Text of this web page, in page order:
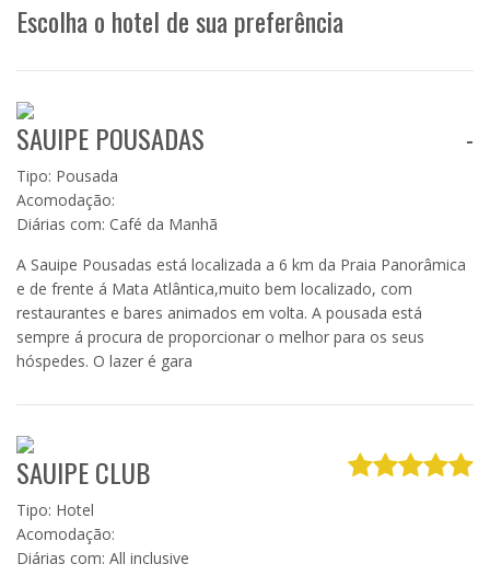
Escolha o hotel de sua preferência
SAUIPE POUSADAS -
Tipo: Pousada
Acomodação:
Diárias com: Café da Manhã
A Sauipe Pousadas está localizada a 6 km da Praia Panorâmica
e de frente á Mata Atlântica,muito bem localizado, com
restaurantes e bares animados em volta. A pousada está
sempre á procura de proporcionar o melhor para os seus
hóspedes. O lazer é gara
SAUIPE CLUB
Tipo: Hotel
Acomodação:
Diárias com: All inclusive